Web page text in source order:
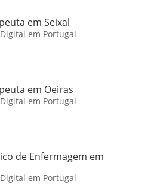
em Seixal
em Portugal
em Oeiras
em Portugal
de Enfermagem em
em Portugal